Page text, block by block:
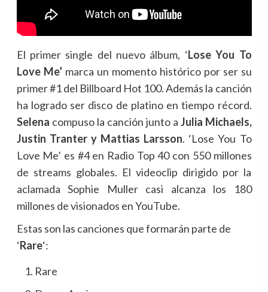
El primer single del nuevo álbum, ‘Lose You To
Love Me’marca un momento histórico por ser su
primer #1 del Billboard Hot 100. Además la canción
ha logrado ser disco de platino en tiempo récord.
Selena compuso la canción junto a Julia Michaels,
Justin Tranter y Mattias Larsson. ‘Lose You To
Love Me’ es #4 en Radio Top 40 con 550 millones
de streams globales. El videoclip dirigido por la
aclamada Sophie Muller casi alcanza los 180
millones de visionados en YouTube.
Estas son las canciones que formarán parte de
‘Rare‘:
Rare